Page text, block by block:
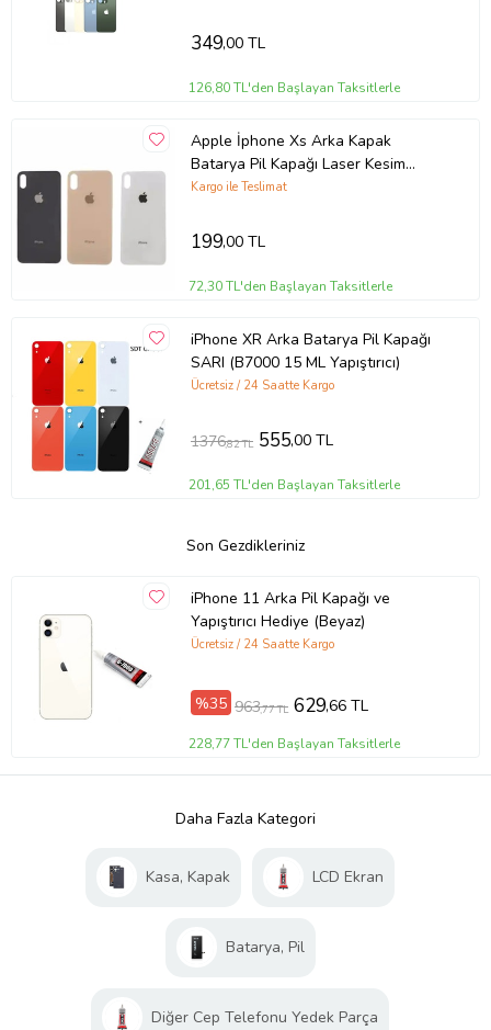
349,00 TL
126,80 TL'den Başlayan Taksitlerle
Apple İphone Xs Arka Kapak
Batarya Pil Kapağı Laser Kesim
Orjinal Kalite (Beyaz)
Kargo ile Teslimat
199,00 TL
72,30 TL'den Başlayan Taksitlerle
iPhone XR Arka Batarya Pil Kapağı
SARI (B7000 15 ML Yapıştırıcı)
Ücretsiz / 24 Saatte Kargo
1376,82 TL 555,00 TL
201,65 TL'den Başlayan Taksitlerle
Son Gezdikleriniz
iPhone 11 Arka Pil Kapağı ve
Yapıştırıcı Hediye (Beyaz)
Ücretsiz / 24 Saatte Kargo
%35 963,77 TL 629,66 TL
228,77 TL'den Başlayan Taksitlerle
Daha Fazla Kategori
Kasa, Kapak LCD Ekran
Batarya, Pil
Diğer Cep Telefonu Yedek Parça